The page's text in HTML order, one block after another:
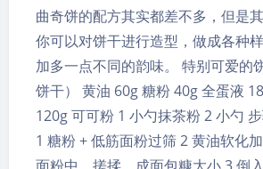
夜间模式
曲奇饼的配方其实都差不多，但是
你可以对饼干进行造型，做成各种
加多一点不同的韵味。 特别可爱的
饼干） 黄油 60g 糖粉 40g 全蛋液
120g 可可粉 1 小勺抹茶粉 2 小勺 步
1 糖粉 + 低筋面粉过筛 2 黄油软化